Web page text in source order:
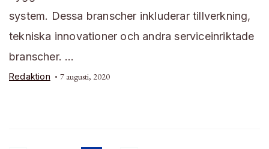
system. Dessa branscher inkluderar tillverkning,
tekniska innovationer och andra serviceinriktade
branscher. …
Redaktion 7 augusti, 2020